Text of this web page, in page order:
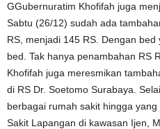
GGubernuratim Khofifah juga
Sabtu (26/12) sudah ada
RS, menjadi 145 RS. Dengan
bed. Tak hanya penambahan RS
Khofifah juga meresmikan
di RS Dr. Soetomo Surabaya.
berbagai rumah sakit hingga
Sakit Lapangan di kawasan Ijen,